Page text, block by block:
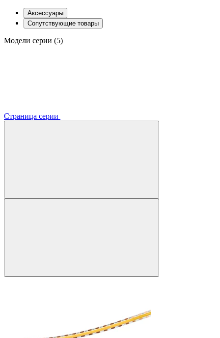
Аксессуары
Сопутствующие товары
Модели серии (5)
Страница серии